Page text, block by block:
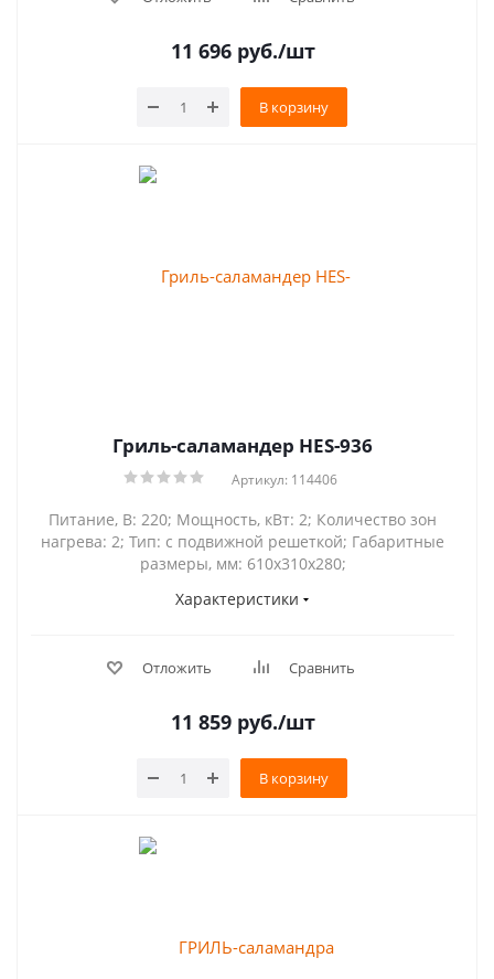
11 696 руб./шт
В корзину
Гриль-саламандер HES-936
Артикул: 114406
Питание, В: 220; Мощность, кВт: 2; Количество зон
нагрева: 2; Тип: с подвижной решеткой; Габаритные
размеры, мм: 610х310х280;
Характеристики
Отложить Сравнить
11 859 руб./шт
В корзину